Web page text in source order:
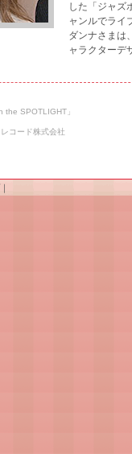
した「ジャズ
ャンルでライ
ダンナさまは
ャラクターデ
the SPOTLIGHT」
コード株式会社
｜